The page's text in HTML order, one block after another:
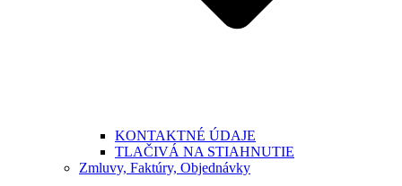
KONTAKTNÉ ÚDAJE
TLAČIVÁ NA STIAHNUTIE
Zmluvy, Faktúry, Objednávky